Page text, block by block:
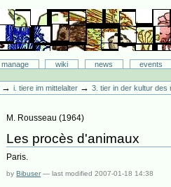
manage wiki news
events
→i. tiere im mittelalter →3. tier in der kultur des
M. Rousseau (1964)
Les procès d'animaux
Paris.
byBibuser —last modified2007-01-18 14:38